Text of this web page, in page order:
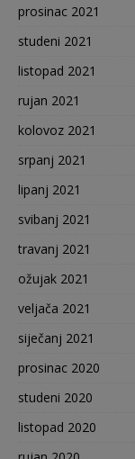
prosinac 2021
studeni 2021
listopad 2021
rujan 2021
kolovoz 2021
srpanj 2021
lipanj 2021
svibanj 2021
travanj 2021
ožujak 2021
veljača 2021
siječanj 2021
prosinac 2020
studeni 2020
listopad 2020